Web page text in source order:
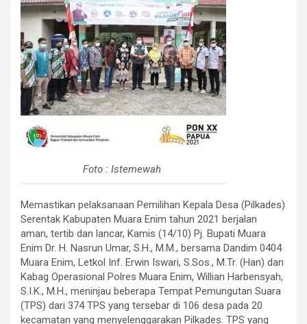
Foto : Istemewah
Memastikan pelaksanaan Pemilihan Kepala Desa (Pilkades)
Serentak Kabupaten Muara Enim tahun 2021 berjalan
aman, tertib dan lancar, Kamis (14/10) Pj. Bupati Muara
Enim Dr. H. Nasrun Umar, S.H., M.M., bersama Dandim 0404
Muara Enim, Letkol Inf. Erwin Iswari, S.Sos., M.Tr. (Han) dan
Kabag Operasional Polres Muara Enim, Willian Harbensyah,
S.I.K., M.H., meninjau beberapa Tempat Pemungutan Suara
(TPS) dari 374 TPS yang tersebar di 106 desa pada 20
kecamatan yang menyelenggarakan Pilkades. TPS yang